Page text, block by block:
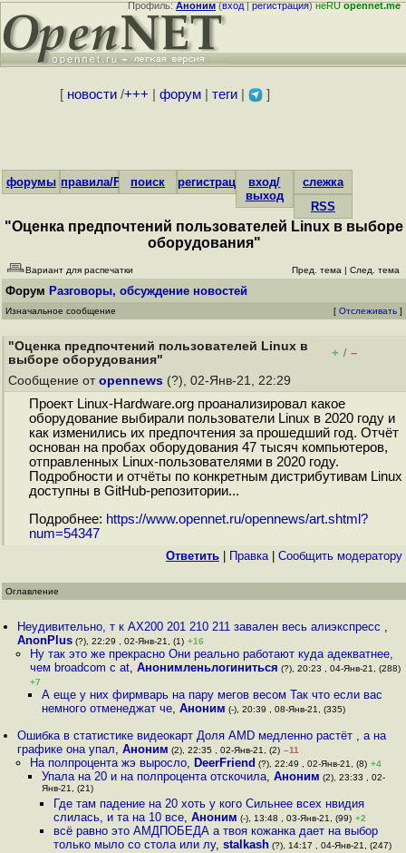
Профиль:Аноним(вход|регистрация)неRUopennet.me
[ новости/+++ форум| теги| ]
форумы правила/FAQпоиск регистрациявход/
выход
слежка
RSS
"Оценка предпочтений пользователей Linux в выборе
оборудования"
Вариант для распечатки Пред. тема | След. тема
Форум Разговоры, обсуждение новостей
Изначальное сообщение [ Отслеживать ]
"Оценка предпочтений пользователей Linux в
выборе оборудования"
+ / –
Сообщение от opennews (?), 02-Янв-21, 22:29
Проект Linux-Hardware.org проанализировал какое
оборудование выбирали пользователи Linux в 2020 году и
как изменились их предпочтения за прошедший год. Отчёт
основан на пробах оборудования 47 тысяч компьютеров,
отправленных Linux-пользователями в 2020 году.
Подробности и отчёты по конкретным дистрибутивам Linux
доступны в GitHub-репозитории...
Подробнее: https://www.opennet.ru/opennews/art.shtml?
num=54347
Ответить Правка| Cообщить модератору
Оглавление
Неудивительно, т к AX200 201 210 211 завален весь алиэкспресс ,
AnonPlus (?), 22:29 , 02-Янв-21, (1) +16
Ну так это же прекрасно Они реально работают куда адекватнее,
чем broadcom c at, Анонимленьлогиниться (?), 20:23 , 04-Янв-21, (288)
+7
А еще у них фирмварь на пару мегов весом Так что если вас
немного отменеджат че, Аноним (-), 20:39 , 08-Янв-21, (335)
Ошибка в статистике видеокарт Доля AMD медленно растёт , а на
графике она упал,Аноним (2), 22:35 , 02-Янв-21, (2) –11
На полпроцента жэ выросло, DeerFriend (?), 22:49 , 02-Янв-21, (8) +4
Упала на 20 и на полпроцента отскочила, Аноним (2), 23:33 , 02-
Янв-21, (21)
Где там падение на 20 хоть у кого Сильнее всех нвидия
слилась, и та на 10 все,Аноним (-), 13:48 , 03-Янв-21, (99) +2
всё равно это АМДПОБЕДА а твоя кожанка дает на выбор
только мыло со стола или лу,stalkash (?), 14:17 , 04-Янв-21, (247)